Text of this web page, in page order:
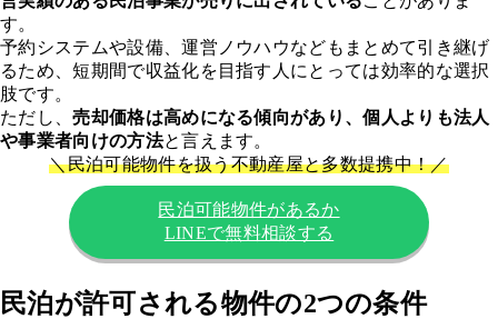
す。
予約システムや設備、運営ノウハウなどもまとめて引き継げ
るため、短期間で収益化を目指す人にとっては効率的な選択
肢です。
ただし、売却価格は高めになる傾向があり、個人よりも法人
や事業者向けの方法と言えます。
＼民泊可能物件を扱う不動産屋と多数提携中！／
民泊可能物件があるか
LINEで無料相談する
民泊が許可される物件の2つの条件